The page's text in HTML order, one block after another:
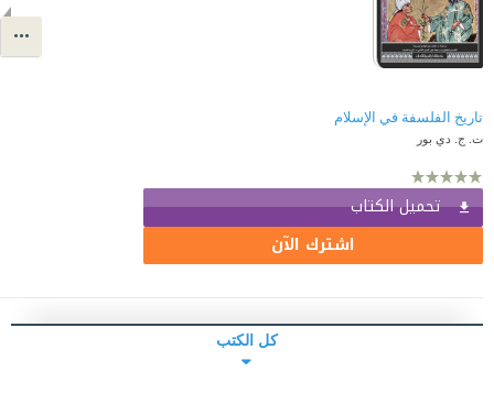
تاريخ الفلسفة في الإسلام
ت. ج. دي بور
تحميل الكتاب
اشترك الآن
كل الكتب